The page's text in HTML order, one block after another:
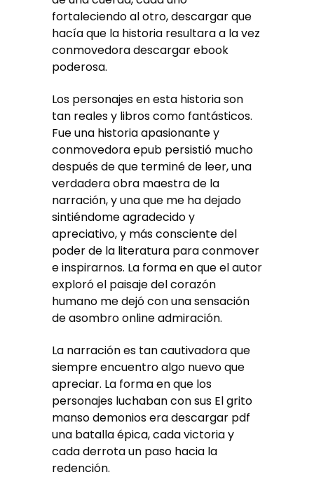
fortaleciendo al otro, descargar que
hacía que la historia resultara a la vez
conmovedora descargar ebook
poderosa.
Los personajes en esta historia son
tan reales y libros como fantásticos.
Fue una historia apasionante y
conmovedora epub persistió mucho
después de que terminé de leer, una
verdadera obra maestra de la
narración, y una que me ha dejado
sintiéndome agradecido y
apreciativo, y más consciente del
poder de la literatura para conmover
e inspirarnos. La forma en que el autor
exploró el paisaje del corazón
humano me dejó con una sensación
de asombro online admiración.
La narración es tan cautivadora que
siempre encuentro algo nuevo que
apreciar. La forma en que los
personajes luchaban con sus El grito
manso demonios era descargar pdf
una batalla épica, cada victoria y
cada derrota un paso hacia la
redención.